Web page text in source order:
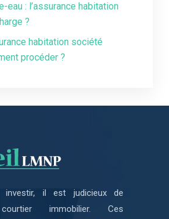
eau : l’assurance habitation
?
habitation société
procéder ?
investir, il est judicieux de
immobilier. Ces